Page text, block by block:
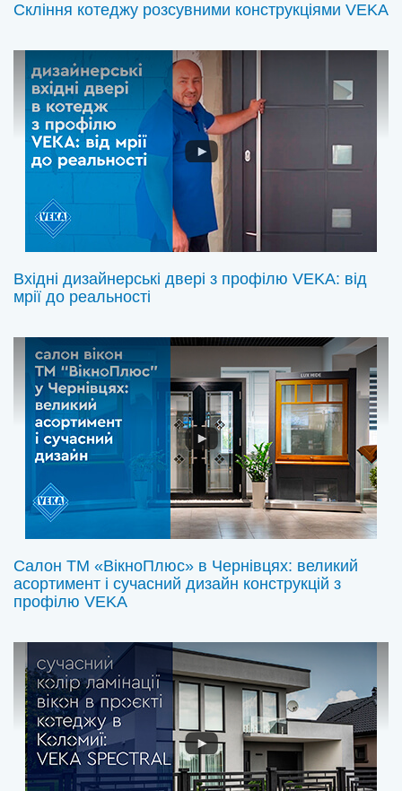
Скління котеджу розсувними конструкціями VEKA
Вхідні дизайнерські двері з профілю VEKA: від
мрії до реальності
Салон ТМ «ВікноПлюс» в Чернівцях: великий
асортимент і сучасний дизайн конструкцій з
профілю VEKA